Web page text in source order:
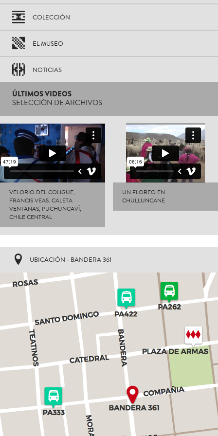
COLECCIÓN
EL MUSEO
NOTICIAS
ÚLTIMOS VIDEOS
SELECCIÓN DE ARCHIVOS
VELORIO DEL COLIGÜE,
FRANCIS VEAS. CALETA
VENTANAS, PUCHUNCAVÍ,
CHILE CENTRAL
UN FLOREO EN
CHULLUNCANE
UBICACIÓN - BANDERA 361